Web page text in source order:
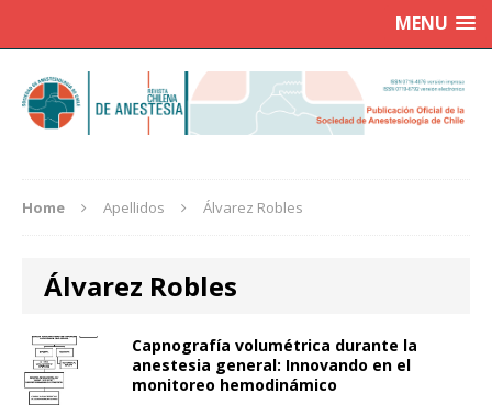
MENU
Home Apellidos Álvarez Robles
Álvarez Robles
Capnografía volumétrica durante la
anestesia general: Innovando en el
monitoreo hemodinámico